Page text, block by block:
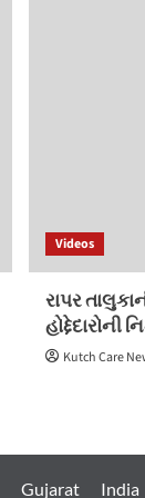
Videos
રાપર
Kutch Care
Gujarat India